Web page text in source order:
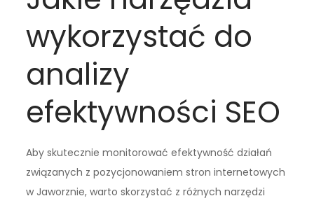
wykorzystać do
analizy
efektywności SEO
Aby skutecznie monitorować efektywność działań
związanych z pozycjonowaniem stron internetowych
w Jaworznie, warto skorzystać z różnych narzędzi